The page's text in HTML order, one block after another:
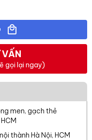
VẤN
gọi lại ngay)
men, gạch thẻ
thành Hà Nội, HCM